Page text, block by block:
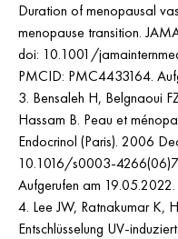
Duration of menopausal
menopause transition.
doi: 10.1001/
PMCID: PMC4433164.
3. Bensaleh H, Belgnaoui
Hassam B. Peau et
Endocrinol (Paris). 2006
10.1016/s0003-
Aufgerufen am 19.05.2022.
4. Lee JW, Ratnakumar K,
Entschlüsselung UV-